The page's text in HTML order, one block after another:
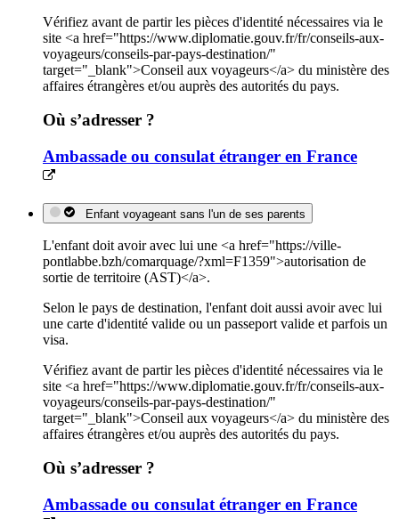
Vérifiez avant de partir les pièces d'identité nécessaires via le
site <a href="https://www.diplomatie.gouv.fr/fr/conseils-aux-
voyageurs/conseils-par-pays-destination/"
target="_blank">Conseil aux voyageurs</a> du ministère des
affaires étrangères et/ou auprès des autorités du pays.
Où s’adresser ?
Ambassade ou consulat étranger en France
Enfant voyageant sans l'un de ses parents
L'enfant doit avoir avec lui une <a href="https://ville-
pontlabbe.bzh/comarquage/?xml=F1359">autorisation de
sortie de territoire (AST)</a>.
Selon le pays de destination, l'enfant doit aussi avoir avec lui
une carte d'identité valide ou un passeport valide et parfois un
visa.
Vérifiez avant de partir les pièces d'identité nécessaires via le
site <a href="https://www.diplomatie.gouv.fr/fr/conseils-aux-
voyageurs/conseils-par-pays-destination/"
target="_blank">Conseil aux voyageurs</a> du ministère des
affaires étrangères et/ou auprès des autorités du pays.
Où s’adresser ?
Ambassade ou consulat étranger en France